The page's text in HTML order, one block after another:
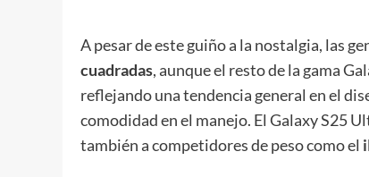
A pesar de este guiño a la nostalgia, las
cuadradas, aunque el resto de la gama
reflejando una tendencia general en el
comodidad en el manejo. El Galaxy S25
también a competidores de peso como el